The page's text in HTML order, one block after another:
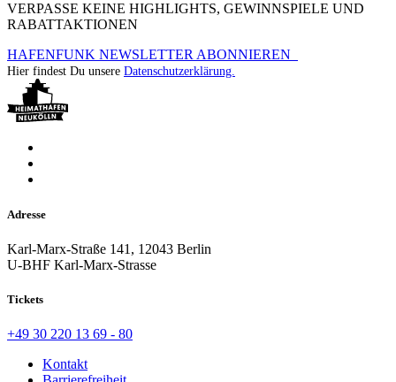
VERPASSE KEINE HIGHLIGHTS, GEWINNSPIELE UND
RABATTAKTIONEN
HAFENFUNK NEWSLETTER ABONNIEREN
Hier findest Du unsere Datenschutzerklärung.
Adresse
Karl-Marx-Straße 141, 12043 Berlin
U-BHF Karl-Marx-Strasse
Tickets
+49 30 220 13 69 - 80
Kontakt